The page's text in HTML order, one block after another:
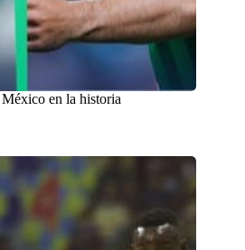
en la historia